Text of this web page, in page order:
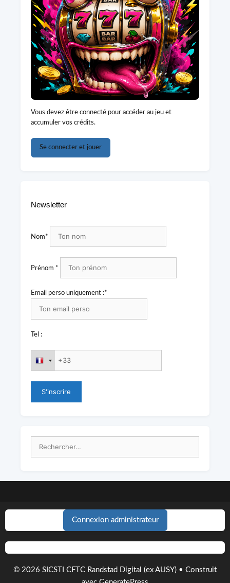
Vous devez être connecté pour accéder au jeu et
accumuler vos crédits.
Se connecter et jouer
Newsletter
Nom*
Prénom *
Email perso uniquement :*
Tel :
Connexion administrateur
© 2026 SICSTI CFTC Randstad Digital (ex AUSY) • Construit